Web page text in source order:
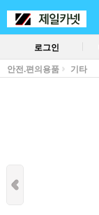
로그인
안전.편의용품 기타